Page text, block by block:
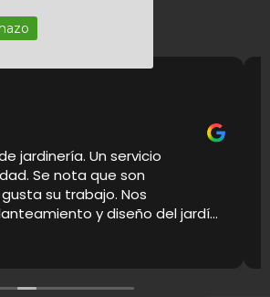
Luisa
y de confianza. Te asesoran
un trabajo pulcro y con calidad
sin duda.